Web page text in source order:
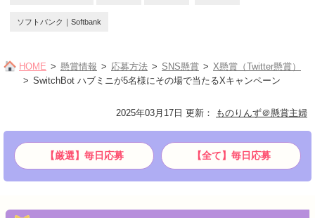
ソフトバンク｜Softbank
HOME 懸賞情報 応募方法 SNS懸賞
X懸賞（Twitter懸賞）
SwitchBot ハブミニが5名様にその場で当たるXキャンペーン
2025年03月17日 更新 ： ものりんず＠懸賞主婦
【厳選】毎日応募 【全て】毎日応募